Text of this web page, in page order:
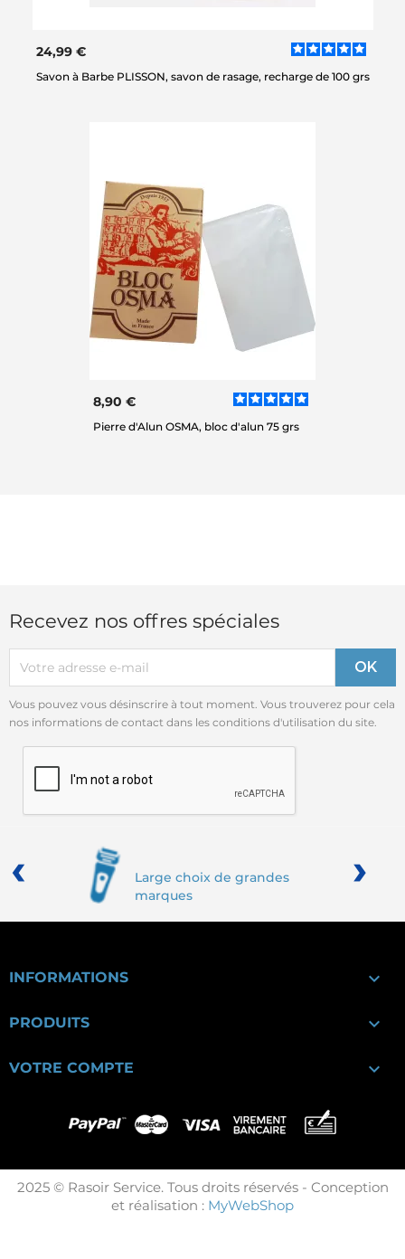
24,99 €
Savon à Barbe PLISSON, savon de rasage, recharge de 100 grs
8,90 €
Pierre d'Alun OSMA, bloc d'alun 75 grs
Recevez nos offres spéciales
Vous pouvez vous désinscrire à tout moment. Vous trouverez pour cela
nos informations de contact dans les conditions d'utilisation du site.
Large choix de grandes
marques
‹ ›
INFORMATIONS 
PRODUITS 
VOTRE COMPTE 
2025 © Rasoir Service. Tous droits réservés - Conception
et réalisation : MyWebShop